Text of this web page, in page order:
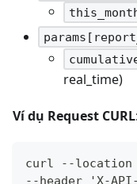
real_time)
Ví dụ Request CURL:
curl --location
--header 'X-